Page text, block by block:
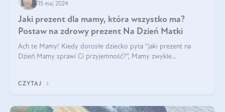
15 maj 2024
Jaki prezent dla mamy, która wszystko ma?
Postaw na zdrowy prezent Na Dzień Matki
Ach te Mamy! Kiedy dorosłe dziecko pyta “jaki prezent na
Dzień Mamy sprawi Ci przyjemność?”, Mamy zwykle
CZYTAJ